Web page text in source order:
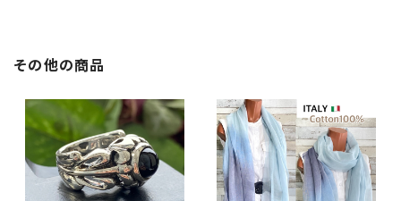
その他の商品